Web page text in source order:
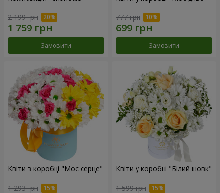
2 199 грн
Замовити
777 грн
Замовити
Квіти в коробці "Моє серце"
1 293 грн
Квіти у коробці "Білий шовк"
1 599 грн